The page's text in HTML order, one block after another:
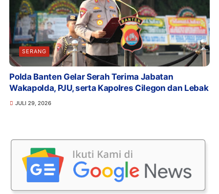
SERANG
Polda Banten Gelar Serah Terima Jabatan
Wakapolda, PJU, serta Kapolres Cilegon dan Lebak
JULI 29, 2026